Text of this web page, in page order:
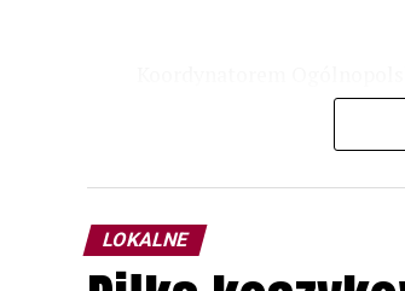
odbędzie się w dniach24 i
Wszystkich uczestników
LOKALNE